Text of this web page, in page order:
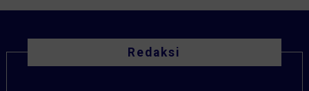
Redaksi